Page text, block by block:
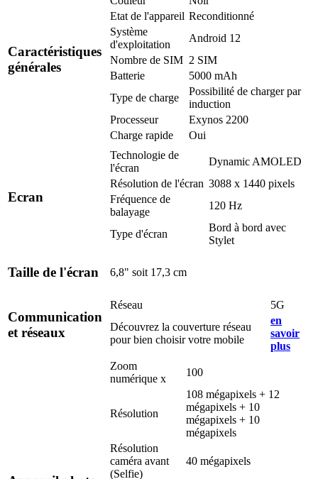
Caractéristiques
générales
Etat de l'appareil Reconditionné
Système
d'exploitation
Android 12
Nombre de SIM 2 SIM
Batterie
5000 mAh
Type de charge
Possibilité de charger par
induction
Processeur
Exynos 2200
Charge rapide
Oui
Ecran
Technologie de
l'écran
Dynamic AMOLED
Résolution de l'écran 3088 x 1440 pixels
Fréquence de
balayage
120 Hz
Type d'écran
Bord à bord avec
Stylet
Taille de l'écran 6,8" soit 17,3 cm
Communication
et réseaux
Réseau
5G
Découvrez la couverture réseau
pour bien choisir votre mobile
en
savoir
plus
Zoom
numérique x
100
Résolution
108 mégapixels + 12
mégapixels + 10
mégapixels + 10
mégapixels
Résolution
caméra avant
(Selfie)
40 mégapixels